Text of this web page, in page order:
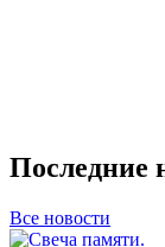
Последние
Все новости